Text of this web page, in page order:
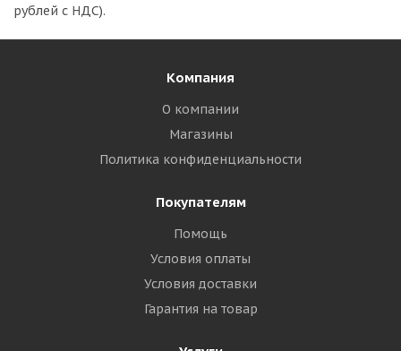
рублей с НДС).
Компания
О компании
Магазины
Политика конфиденциальности
Покупателям
Помощь
Условия оплаты
Условия доставки
Гарантия на товар